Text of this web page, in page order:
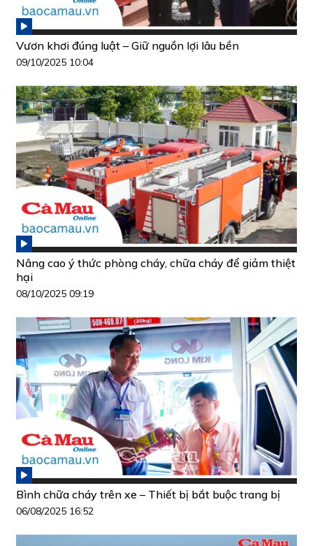
Vươn khơi đúng luật – Giữ nguồn lợi lâu bền
09/10/2025 10:04
Nâng cao ý thức phòng cháy, chữa cháy để giảm thiệt
hại
08/10/2025 09:19
Bình chữa cháy trên xe – Thiết bị bắt buộc trang bị
06/08/2025 16:52